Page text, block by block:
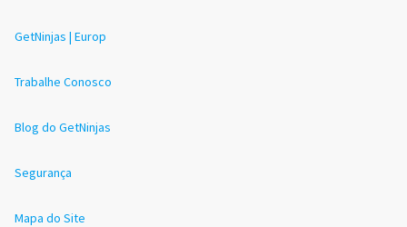
GetNinjas | Europ
Trabalhe Conosco
Blog do GetNinjas
Segurança
Mapa do Site